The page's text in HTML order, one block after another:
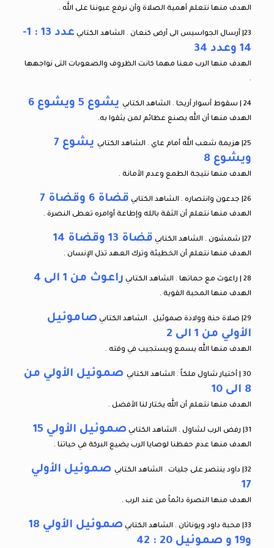
الهدف منها نتعلم أهمية الصلاة وأن نرفع عيوننا على الله .
23| أرسال الجواسيس الى أرض كنعان . الشاهد الكتابي
عدد 13 : 1-
14 وعدد 34
الهدف منها الرب معنا مهما كانت الظروف والصعوبات التى نواجهها
.
24 | سقوط أسوار أريحا . الشاهد الكتابي يشوع 5 ويشوع 6
الهدف منها أن الله يصنع عظائم لمن يثقوا به.
25| هزيمة شعب الله أمام عاي . الشاهد الكتابي
يشوع 7
ويشوع 8
الهدف منها نتيجة الطمع وعدم الأمانة .
26| جدعون وانتصاره . الشاهد الكتابي قضاة 6 وقضاة 7
الهدف منها نتعلم أن الثقة بالله وإطاعة أوامره تعطى النصرة .
27| شمشون . الشاهد الكتابي قضاة 13 وقضاة 14
الهدف منها نتعلم أن الخطيئة وترك العهد تذل الإنسان .
28 | راعوث مع حماتها . الشاهد الكتابي راعوث من 1 الى 4
الهدف منها المحبة القوية .
29| صلاة حنة وولادة صموئيل . الشاهد الكتابي
صاموئيل
الأولي من 1 الى 2
الهدف منها الله يسمع ويستجيب في وقته .
30 | أختيار شاول ملكاً . الشاهد الكتابي
صموئيل الأولي من
8 الى 10
الهدف منها نتعلم أن الله يختار لنا الأفضل .
31| رفض الرب لشاول . الشاهد الكتابي صموئيل الأولي 15
الهدف منها عدم حفظنا لوصايا الرب يضيع البركة في حياتنا .
32| داود ينتصر على جليات . الشاهد الكتابي
صموئيل الأولي
17
الهدف منها النصرة دائماً من عند الرب .
33| محبة داود ويوناثان . الشاهد الكتابي
صموئيل الأولي 18
و19 و صموئيل 20 : 42